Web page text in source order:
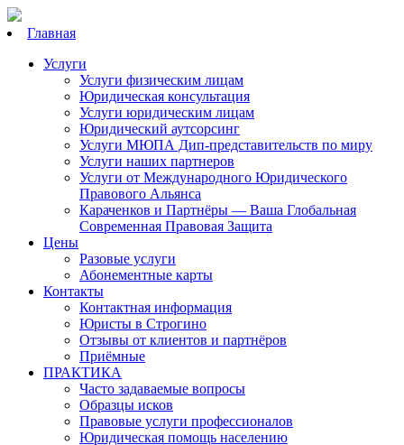
Главная
Услуги
Услуги физическим лицам
Юридическая консультация
Услуги юридическим лицам
Юридический аутсорсинг
Услуги МЮПА Дип-представительств по миру
Услуги наших партнеров
Услуги от Международного Юридического
Правового Альянса
Караченков и Партнёры — Ваша Глобальная
Современная Правовая Защита
Цены
Разовые услуги
Абонементные карты
Контакты
Контактная информация
Юристы в Строгино
Отзывы от клиентов и партнёров
Приёмные
ПРАКТИКА
Часто задаваемые вопросы
Образцы исков
Правовые услуги профессионалов
Юридическая помощь населению